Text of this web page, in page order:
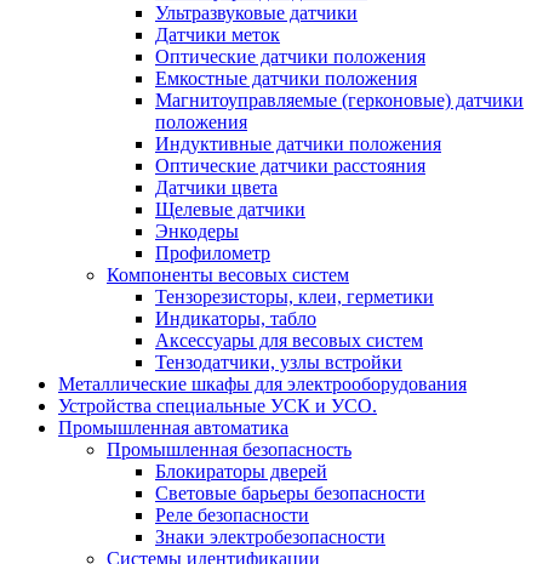
Ультразвуковые датчики
Датчики меток
Оптические датчики положения
Емкостные датчики положения
Магнитоуправляемые (герконовые) датчики
положения
Индуктивные датчики положения
Оптические датчики расстояния
Датчики цвета
Щелевые датчики
Энкодеры
Профилометр
Компоненты весовых систем
Тензорезисторы, клеи, герметики
Индикаторы, табло
Аксессуары для весовых систем
Тензодатчики, узлы встройки
Металлические шкафы для электрооборудования
Устройства специальные УСК и УСО.
Промышленная автоматика
Промышленная безопасность
Блокираторы дверей
Световые барьеры безопасности
Реле безопасности
Знаки электробезопасности
Системы идентификации